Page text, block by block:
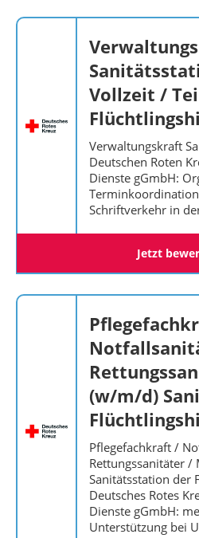
Vollzeit /
Verwaltungskraft
Deutschen Roten
Dienste gGmbH:
Schriftverkehr in
Jetzt
(w/m/d)
Pflegefachkraft /
Rettungssanitäter /
Sanitätsstation der
Deutsches Rotes
Dienste gGmbH:
Unterstützung bei